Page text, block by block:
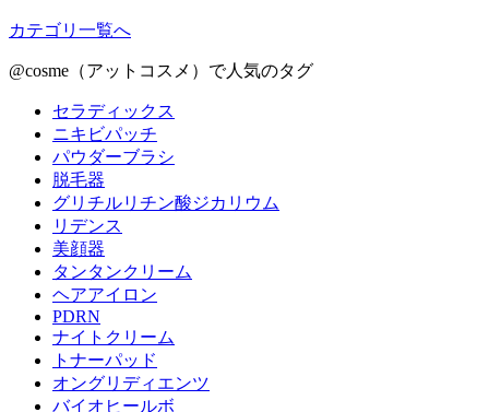
カテゴリ一覧へ
@cosme（アットコスメ）で人気のタグ
セラディックス
ニキビパッチ
パウダーブラシ
脱毛器
グリチルリチン酸ジカリウム
リデンス
美顔器
タンタンクリーム
ヘアアイロン
PDRN
ナイトクリーム
トナーパッド
オングリディエンツ
バイオヒールボ